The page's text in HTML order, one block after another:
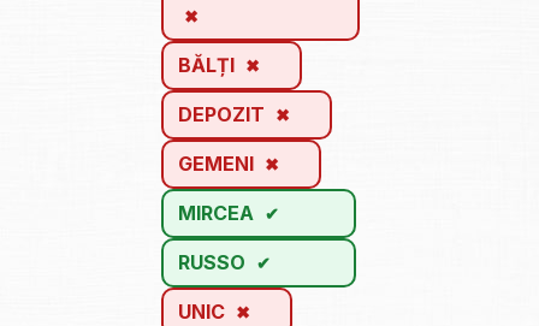
BĂLȚI
DEPOZIT
GEMENI
MIRCEA
RUSSO
UNIC